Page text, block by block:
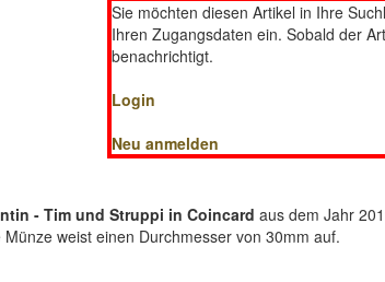
Sie möchten diesen Artikel in Ihre
Ihren Zugangsdaten ein. Sobald der
benachrichtigt.
Login
Neu anmelden
- Tim und Struppi in Coincard aus dem Jahr
weist einen Durchmesser von 30mm auf.